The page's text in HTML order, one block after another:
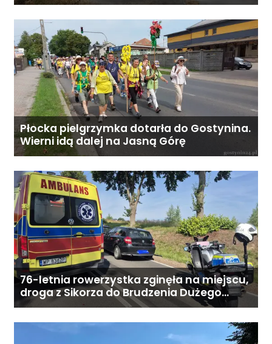
koordynatora oraz infolinię 24/7.
Koszt całodobowej opieki z
zamieszkaniem: od 6800 zł
miesięcznie. Ostateczna cena
zależy od zakresu opieki oraz
indywidualnych potrzeb
podopiecznego. Zadzwoń: 726
284 828 Poniedziałek–piątek,
9:00–18:00
Płocka pielgrzymka dotarła do Gostynina.
Wierni idą dalej na Jasną Górę
76-letnia rowerzystka zginęła na miejscu,
droga z Sikorza do Brudzenia Dużego
zablokowana